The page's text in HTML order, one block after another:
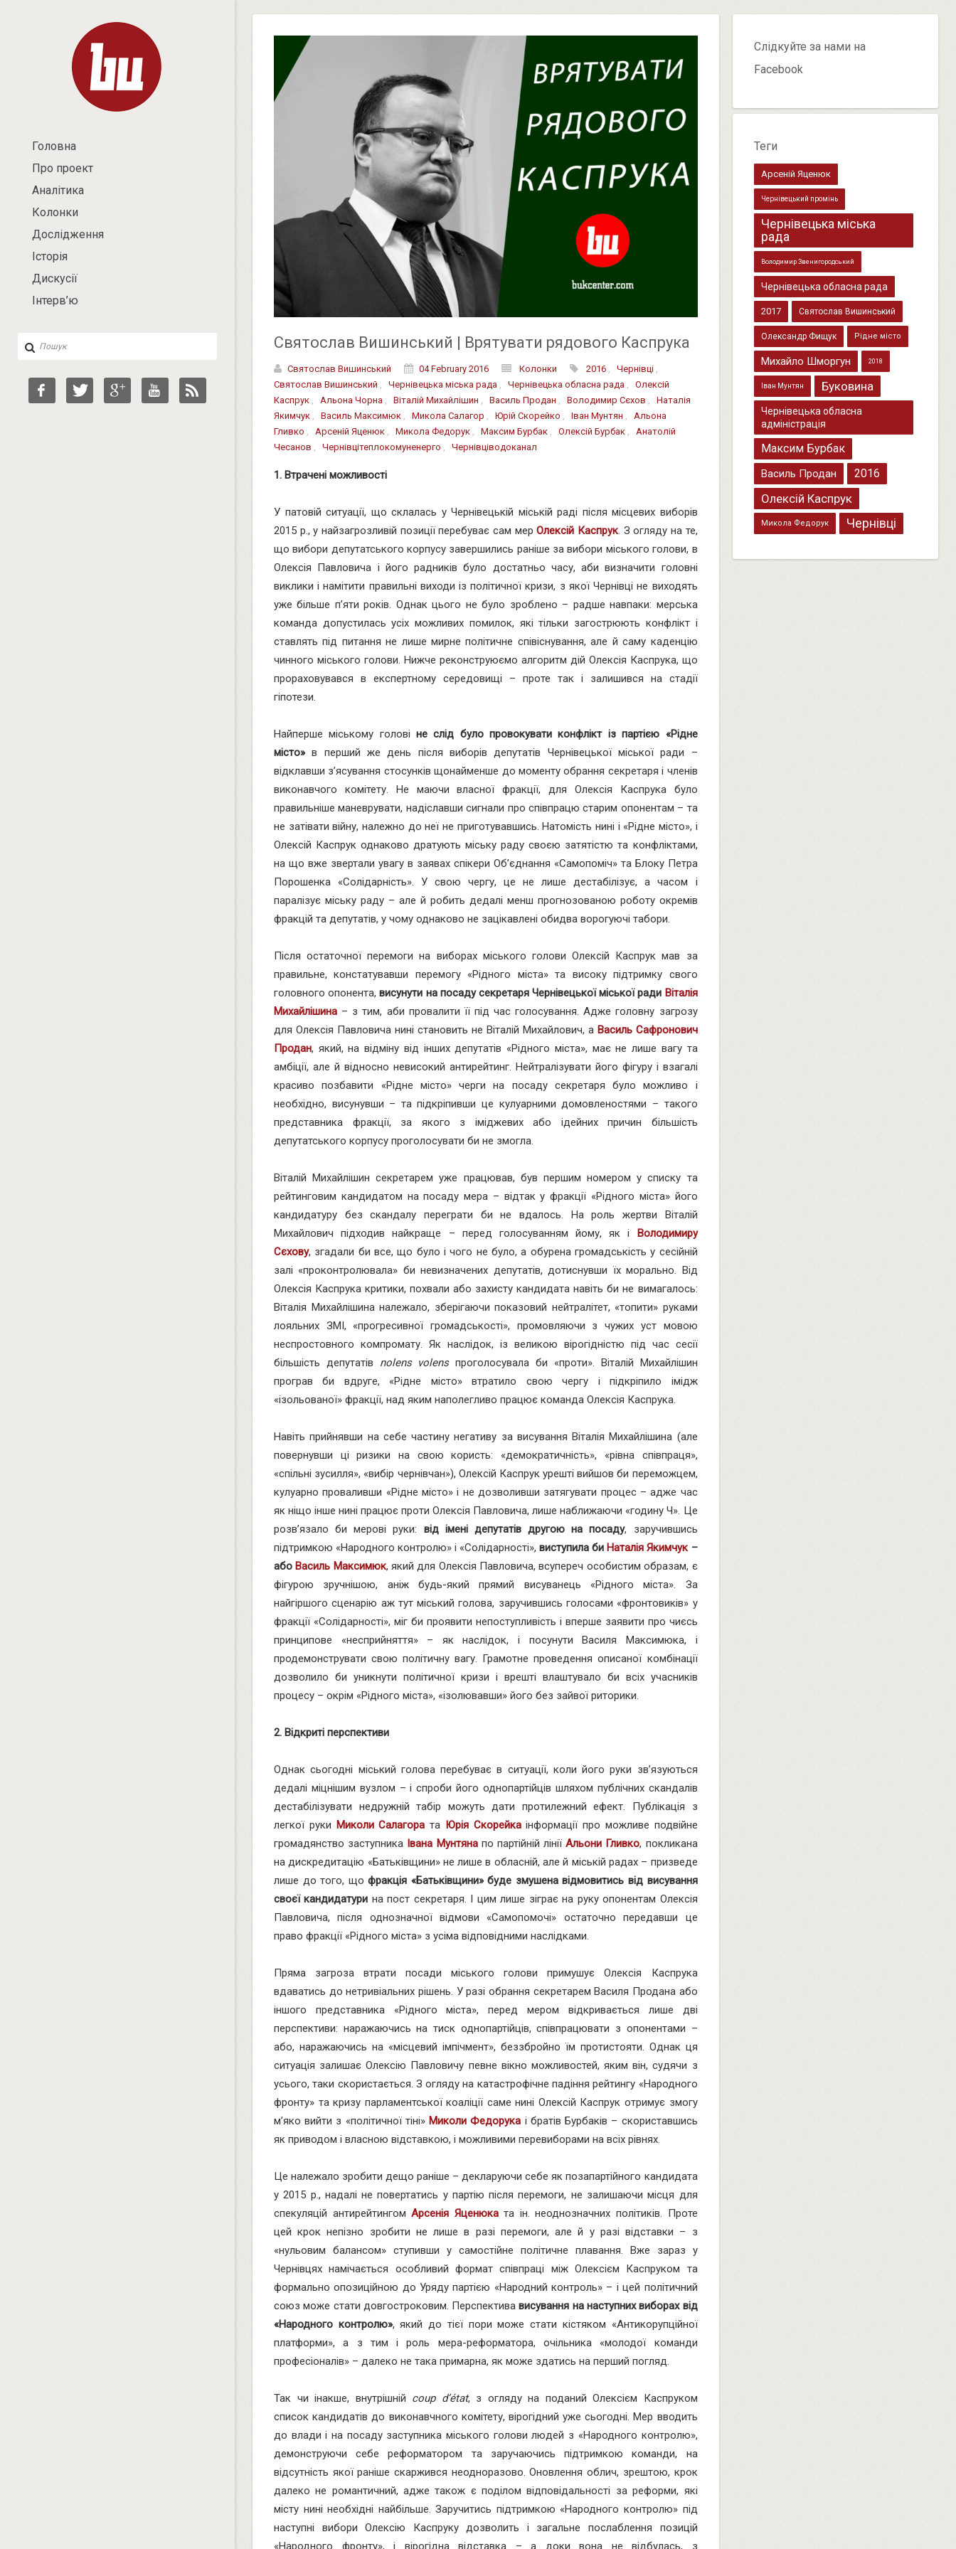
Головна
Про проект
Аналітика
Колонки
Дослідження
Історія
Дискусії
Інтерв’ю
Святослав Вишинський | Врятувати рядового Каспрука
Святослав Вишинський 04 February 2016 Колонки 2016 Чернівці
Святослав Вишинський
Чернівецька міська рада Чернівецька обласна рада
Олексій
Каспрук
Альона Чорна Віталій Михайлішин Василь Продан Володимир Сєхов
Наталія
Якимчук
Василь Максимюк Микола Салагор Юрій Скорейко Іван Мунтян
Альона
Гливко
Арсеній Яценюк Микола Федорук Максим Бурбак Олексій Бурбак
Анатолій
Чесанов
Чернівцітеплокомуненерго Чернівціводоканал
1. Втрачені можливості
У патовій ситуації, що склалась у Чернівецькій міській раді після місцевих виборів
2015 р., у найзагрозливій позиції перебуває сам мерОлексій Каспрук. З огляду на те,
що вибори депутатського корпусу завершились раніше за вибори міського голови, в
Олексія Павловича і його радників було достатньо часу, аби визначити головні
виклики і намітити правильні виходи із політичної кризи, з якої Чернівці не виходять
уже більше п’яти років. Однак цього не було зроблено – радше навпаки: мерська
команда допустилась усіх можливих помилок, які тільки загострюють конфлікт і
ставлять під питання не лише мирне політичне співіснування, але й саму каденцію
чинного міського голови. Нижче реконструюємо алгоритм дій Олексія Каспрука, що
прораховувався в експертному середовищі – проте так і залишився на стадії
гіпотези.
Найперше міському головіне слід було провокувати конфлікт із партією «Рідне
місто»в перший же день після виборів депутатів Чернівецької міської ради –
відклавши з’ясування стосунків щонайменше до моменту обрання секретаря і членів
виконавчого комітету. Не маючи власної фракції, для Олексія Каспрука було
правильніше маневрувати, надіславши сигнали про співпрацю старим опонентам – та
не затівати війну, належно до неї не приготувавшись. Натомість нині і «Рідне місто», і
Олексій Каспрук однаково дратують міську раду своєю затятістю та конфліктами,
на що вже звертали увагу в заявах спікери Об’єднання «Самопоміч» та Блоку Петра
Порошенка «Солідарність». У свою чергу, це не лише дестабілізує, а часом і
паралізує міську раду – але й робить дедалі менш прогнозованою роботу окремів
фракцій та депутатів, у чому однаково не зацікавлені обидва ворогуючі табори.
Після остаточної перемоги на виборах міського голови Олексій Каспрук мав за
правильне, констатувавши перемогу «Рідного міста» та високу підтримку свого
головного опонента,висунути на посаду секретаря Чернівецької міської ради Віталія
Михайлішина – з тим, аби провалити її під час голосування. Адже головну загрозу
для Олексія Павловича нині становить не Віталій Михайлович, а Василь Сафронович
Продан, який, на відміну від інших депутатів «Рідного міста», має не лише вагу та
амбіції, але й відносно невисокий антирейтинг. Нейтралізувати його фігуру і взагалі
красиво позбавити «Рідне місто» черги на посаду секретаря було можливо і
необхідно, висунувши – та підкріпивши це кулуарними домовленостями – такого
представника фракції, за якого з іміджевих або ідейних причин більшість
депутатського корпусу проголосувати би не змогла.
Віталій Михайлішин секретарем уже працював, був першим номером у списку та
рейтинговим кандидатом на посаду мера – відтак у фракції «Рідного міста» його
кандидатуру без скандалу переграти би не вдалось. На роль жертви Віталій
Михайлович підходив найкраще – перед голосуванням йому, як і Володимиру
Сєхову, згадали би все, що було і чого не було, а обурена громадськість у сесійній
залі «проконтролювала» би невизначених депутатів, дотиснувши їх морально. Від
Олексія Каспрука критики, похвали або захисту кандидата навіть би не вимагалось:
Віталія Михайлішина належало, зберігаючи показовий нейтралітет, «топити» руками
лояльних ЗМІ, «прогресивної громадськості», промовляючи з чужих уст мовою
неспростовного компромату. Як наслідок, із великою вірогідністю під час сесії
більшість депутатів nolens volensпроголосувала би «проти». Віталій Михайлішин
програв би вдруге, «Рідне місто» втратило свою чергу і підкріпило імідж
«ізольованої» фракції, над яким наполегливо працює команда Олексія Каспрука.
Навіть прийнявши на себе частину негативу за висування Віталія Михайлішина (але
повернувши ці ризики на свою користь: «демократичність», «рівна співпраця»,
«спільні зусилля», «вибір чернівчан»), Олексій Каспрук урешті вийшов би переможцем,
кулуарно проваливши «Рідне місто» і не дозволивши затягувати процес – адже час
як ніщо інше нині працює проти Олексія Павловича, лише наближаючи «годину Ч». Це
розв’язало би мерові руки: від імені депутатів другою на посаду, заручившись
підтримкою «Народного контролю» і «Солідарності»,виступила биНаталія Якимчук –
абоВасиль Максимюк, який для Олексія Павловича, всупереч особистим образам, є
фігурою зручнішою, аніж будь-який прямий висуванець «Рідного міста». За
найгіршого сценарію аж тут міський голова, заручившись голосами «фронтовиків» у
фракції «Солідарності», міг би проявити непоступливість і вперше заявити про чиєсь
принципове «несприйняття» – як наслідок, і посунути Василя Максимюка, і
продемонструвати свою політичну вагу. Грамотне проведення описаної комбінації
дозволило би уникнути політичної кризи і врешті влаштувало би всіх учасників
процесу – окрім «Рідного міста», «ізолювавши» його без зайвої риторики.
2. Відкриті перспективи
Однак сьогодні міський голова перебуває в ситуації, коли його руки зв’язуються
дедалі міцнішим вузлом – і спроби його однопартійців шляхом публічних скандалів
дестабілізувати недружній табір можуть дати протилежний ефект. Публікація з
легкої руки Миколи Салагора та Юрія Скорейкаінформації про можливе подвійне
громадянство заступника Івана Мунтянапо партійній лініїАльони Гливко, покликана
на дискредитацію «Батьківщини» не лише в обласній, але й міській радах – призведе
лише до того, щофракція «Батьківщини» буде змушена відмовитись від висування
своєї кандидатури на пост секретаря. І цим лише зіграє на руку опонентам Олексія
Павловича, після однозначної відмови «Самопомочі» остаточно передавши це
право фракції «Рідного міста» з усіма відповідними наслідками.
Пряма загроза втрати посади міського голови примушує Олексія Каспрука
вдаватись до нетривіальних рішень. У разі обрання секретарем Василя Продана або
іншого представника «Рідного міста», перед мером відкривається лише дві
перспективи: наражаючись на тиск однопартійців, співпрацювати з опонентами –
або, наражаючись на «місцевий імпічмент», беззбройно їм протистояти. Однак ця
ситуація залишає Олексію Павловичу певне вікно можливостей, яким він, судячи з
усього, таки скористається. З огляду на катастрофічне падіння рейтингу «Народного
фронту» та кризу парламентської коаліції саме нині Олексій Каспрук отримує змогу
м’яко вийти з «політичної тіні»Миколи Федорука і братів Бурбаків – скориставшись
як приводом і власною відставкою, і можливими перевиборами на всіх рівнях.
Це належало зробити дещо раніше – декларуючи себе як позапартійного кандидата
у 2015 р., надалі не повертатись у партію після перемоги, не залишаючи місця для
спекуляцій антирейтингомАрсенія Яценюката ін. неоднозначних політиків. Проте
цей крок непізно зробити не лише в разі перемоги, але й у разі відставки – з
«нульовим балансом» ступивши у самостійне політичне плавання. Вже зараз у
Чернівцях намічається особливий формат співпраці між Олексієм Каспруком та
формально опозиційною до Уряду партією «Народний контроль» – і цей політичний
союз може стати довгостроковим. Перспективависування на наступних виборах від
«Народного контролю», який до тієї пори може стати кістяком «Антикорупційної
платформи», а з тим і роль мера-реформатора, очільника «молодої команди
професіоналів» – далеко не така примарна, як може здатись на перший погляд.
Так чи інакше, внутрішній coup d’état, з огляду на поданий Олексієм Каспруком
список кандидатів до виконавчного комітету, вірогідний уже сьогодні. Мер вводить
до влади і на посаду заступника міського голови людей з «Народного контролю»,
демонструючи себе реформатором та заручаючись підтримкою команди, на
відсутність якої раніше скаржився неодноразово. Оновлення облич, зрештою, крок
далеко не романтичний, адже також є поділом відповідальності за реформи, які
місту нині необхідні найбільше. Заручитись підтримкою «Народного контролю» під
наступні вибори Олексію Каспруку дозволить і загальне послаблення позицій
«Народного фронту», і вірогідна відставка – а доки вона не відбулась, з
Слідкуйте за нами на
Facebook
Теги
Арсеній Яценюк
Чернівецький промінь
Чернівецька міська
рада
Володимир Звенигородський
Чернівецька обласна рада
2017 Святослав Вишинський
Олександр Фищук Рідне місто
Михайло Шморгун 2018
Іван Мунтян Буковина
Чернівецька обласна
адміністрація
Максим Бурбак
Василь Продан 2016
Олексій Каспрук
Микола Федорук Чернівці